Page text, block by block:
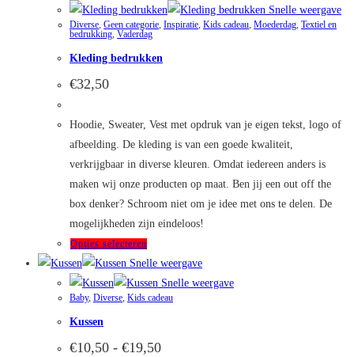
heeft
meerdere
gekozen
worden
op
de
productpagina
Snelle weergave
Diverse, Geen categorie, Inspiratie, Kids cadeau, Moederdag, Textiel en
bedrukking, Vaderdag
Kleding bedrukken
€32,50
Hoodie, Sweater, Vest met opdruk van je eigen tekst, logo of
afbeelding. De kleding is van een goede kwaliteit,
verkrijgbaar in diverse kleuren. Omdat iedereen anders is
maken wij onze producten op maat. Ben jij een out off the
box denker? Schroom niet om je idee met ons te delen. De
mogelijkheden zijn eindeloos!
Opties selecteren
product
heeft
meerdere
Deze
Snelle weergave
Snelle weergave
Baby, Diverse, Kids cadeau
Kussen
€10,50 - €19,50Prijsklasse: